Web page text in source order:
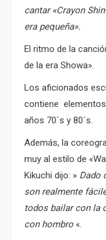
cantar «Crayon
era pequeña».
El ritmo de la
de la era Showa».
Los aficionados
contiene
años 70´s y 80´s.
Además, la
muy al estilo de
Kikuchi dijo: » Dado
son realmente
todos bailar con la
con hombro «.